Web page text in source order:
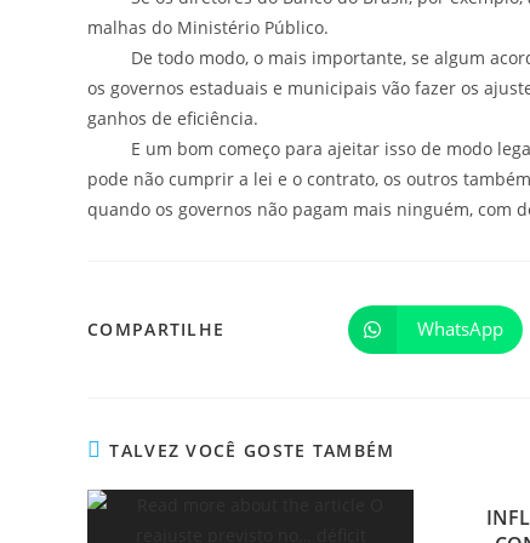
malhas do Ministério Público.
De todo modo, o mais importante, se algum
os governos estaduais e municipais vão fazer os
ganhos de eficiência.
E um bom começo para ajeitar isso de modo
pode não cumprir a lei e o contrato, os outros
quando os governos não pagam mais ninguém, com
COMPARTILHE WhatsApp
TALVEZ VOCÊ GOSTE TAMBÉM